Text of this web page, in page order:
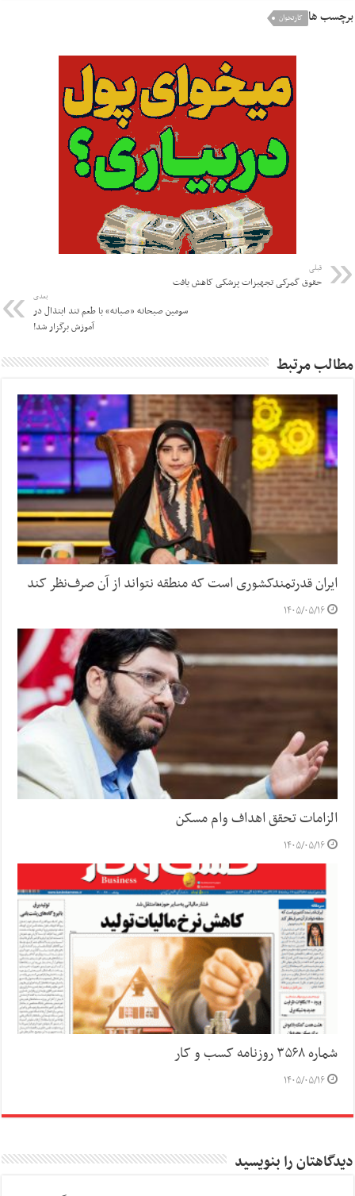
برچسب ها کارتخوان‌
قبلی
حقوق گمرکی تجهیزات پزشکی کاهش یافت
بعدی
سومین صبحانه «صبانه» با طعم تند ابتذال در
آموزش برگزار شد!
مطالب مرتبط
ایران قدرتمندکشوری است که منطقه نتواند از آن صرف‌نظر کند
۱۴۰۵/۰۵/۱۶
الزامات تحقق اهداف وام مسکن
۱۴۰۵/۰۵/۱۶
شماره ۳۵۶۸ روزنامه کسب و کار
۱۴۰۵/۰۵/۱۶
دیدگاهتان را بنویسید